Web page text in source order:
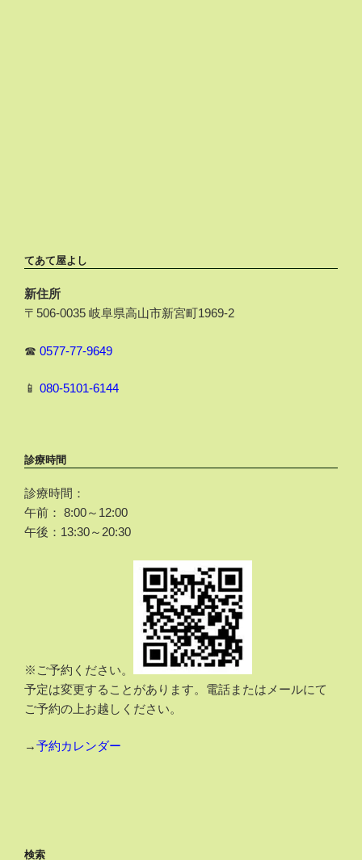
てあて屋よし
新住所
〒506-0035 岐阜県高山市新宮町1969-2
☎ 0577-77-9649
📱 080-5101-6144
診療時間
診療時間：
午前： 8:00～12:00
午後：13:30～20:30
※ご予約ください。
予定は変更することがあります。電話またはメールにて
ご予約の上お越しください。
→予約カレンダー
検索